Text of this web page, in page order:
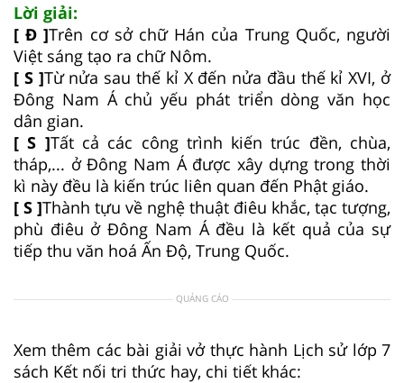
Lời giải:
[ Đ ]Trên cơ sở chữ Hán của Trung Quốc, người
Việt sáng tạo ra chữ Nôm.
[ S ]Từ nửa sau thế kỉ X đến nửa đầu thế kỉ XVI, ở
Đông Nam Á chủ yếu phát triển dòng văn học
dân gian.
[ S ]Tất cả các công trình kiến trúc đền, chùa,
tháp,... ở Đông Nam Á được xây dựng trong thời
kì này đều là kiến trúc liên quan đến Phật giáo.
[ S ]Thành tựu về nghệ thuật điêu khắc, tạc tượng,
phù điêu ở Đông Nam Á đều là kết quả của sự
tiếp thu văn hoá Ấn Độ, Trung Quốc.
QUẢNG CÁO
Xem thêm các bài giải vở thực hành Lịch sử lớp 7
sách Kết nối tri thức hay, chi tiết khác: